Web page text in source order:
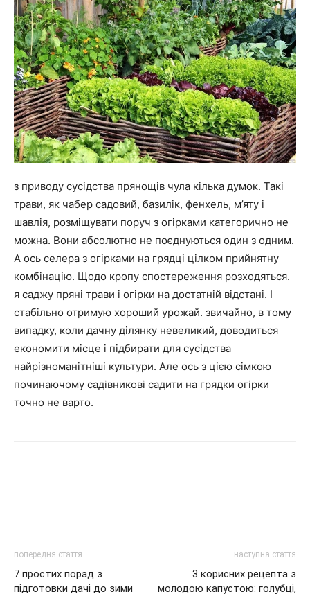
з приводу сусідства прянощів чула кілька думок. Такі
трави, як чабер садовий, базилік, фенхель, м’яту і
шавлія, розміщувати поруч з огірками категорично не
можна. Вони абсолютно не поєднуються один з одним.
А ось селера з огірками на грядці цілком прийнятну
комбінацію. Щодо кропу спостереження розходяться.
я саджу пряні трави і огірки на достатній відстані. І
стабільно отримую хороший урожай. звичайно, в тому
випадку, коли дачну ділянку невеликий, доводиться
економити місце і підбирати для сусідства
найрізноманітніші культури. Але ось з цією сімкою
починаючому садівникові садити на грядки огірки
точно не варто.
попередня стаття
7 простих порад з
підготовки дачі до зими
наступна стаття
3 корисних рецепта з
молодою капустою: голубці,